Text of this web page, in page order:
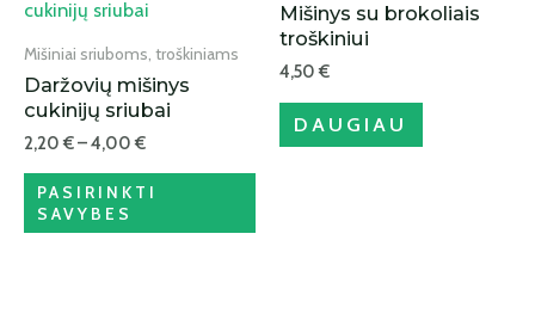
Mišiniai sriuboms, troškiniams
Daržovių mišinys
cukinijų sriubai
2,20€–4,00€
PASIRINKTI
SAVYBES
Mišinys su brokoliais
troškiniui
4,50€
DAUGIAU